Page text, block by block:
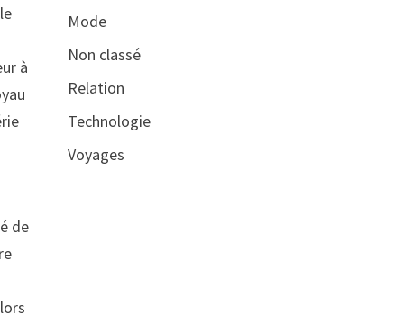
à
de
Mode
Non classé
Relation
Technologie
Voyages